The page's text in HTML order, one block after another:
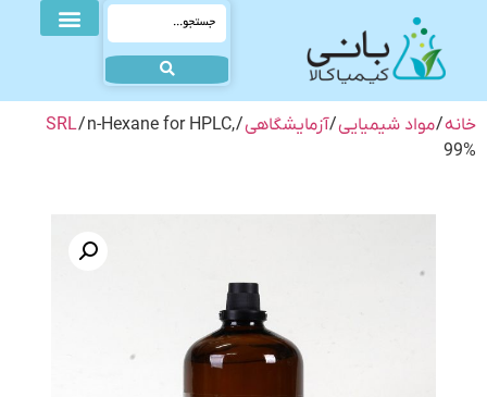
خانه/مواد شیمیایی/آزمایشگاهی/
SRL/ n-Hexane for HPLC,
99%